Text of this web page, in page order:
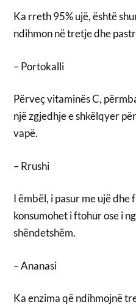
Ka rreth 95% ujë, është
ndihmon në tretje dhe
– Portokalli
Përveç vitaminës C,
një zgjedhje e shkëlqyer
vapë.
– Rrushi
I ëmbël, i pasur me ujë dhe
konsumohet i ftohur ose i
shëndetshëm.
– Ananasi
Ka enzima që ndihmojnë